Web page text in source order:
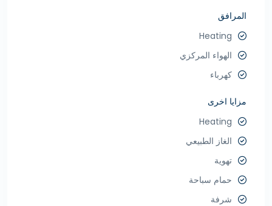
المرافق
Heating
الهواء المركزي
كهرباء
مزايا اخرى
Heating
الغاز الطبيعي
تهوية
حمام سباحة
شرفة